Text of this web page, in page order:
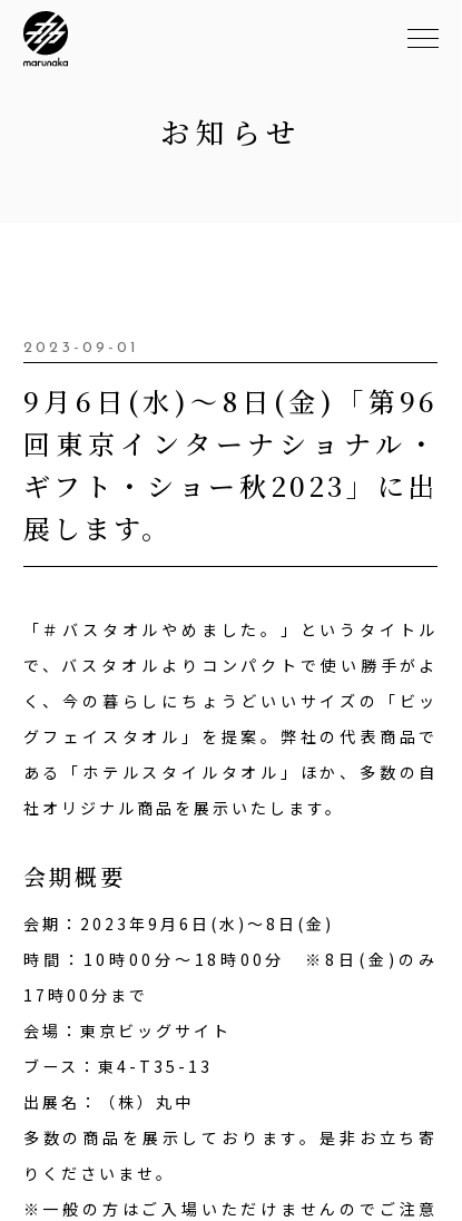
お知らせ
2023-09-01
9月6日(水)～8日(金)「第96
回東京インターナショナル・
ギフト・ショー秋2023」に出
展します。
「＃バスタオルやめました。」というタイトル
で、バスタオルよりコンパクトで使い勝手がよ
く、今の暮らしにちょうどいいサイズの「ビッ
グフェイスタオル」を提案。弊社の代表商品で
ある「ホテルスタイルタオル」ほか、多数の自
社オリジナル商品を展示いたします。
会期概要
会期：2023年9月6日(水)～8日(金)
時間：10時00分～18時00分 ※8日(金)のみ
17時00分まで
会場：東京ビッグサイト
ブース：東4-T35-13
出展名：（株）丸中
多数の商品を展示しております。是非お立ち寄
りくださいませ。
※一般の方はご入場いただけませんのでご注意